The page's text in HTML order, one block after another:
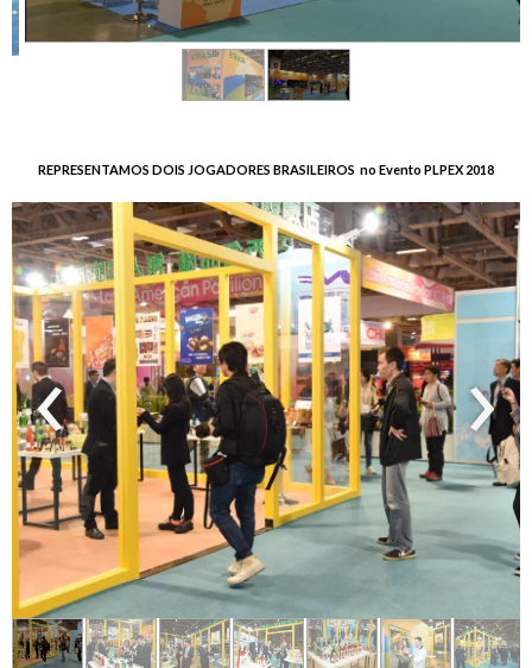
REPRESENTAMOS DOIS JOGADORES BRASILEIROS no Evento PLPEX 2018
‹ ›